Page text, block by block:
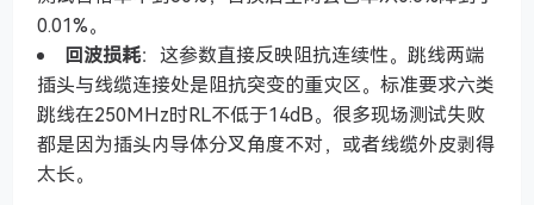
0.01%。
回波损耗：这参数直接反映阻抗连续性。跳线两端
插头与线缆连接处是阻抗突变的重灾区。标准要求六类
跳线在250MHz时RL不低于14dB。很多现场测试失败
都是因为插头内导体分叉角度不对，或者线缆外皮剥得
太长。